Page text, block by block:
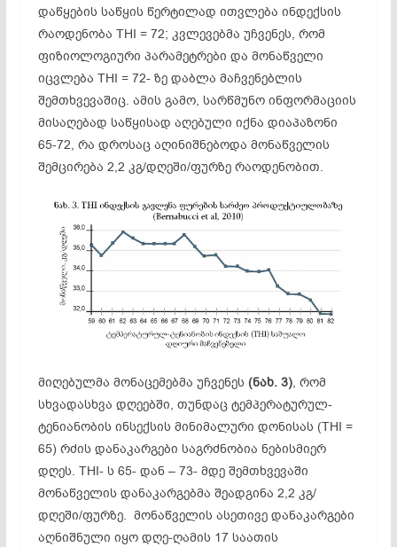
დაწყების საწყის წერტილად ითვლება ინდექსის
რაოდენობა THI = 72; კვლევებმა უჩვენეს, რომ
ფიზიოლოგიური პარამეტრები და მონაწველი
იცვლება THI = 72- ზე დაბლა მაჩვენებლის
შემთხვევაშიც. ამის გამო, სარწმუნო ინფორმაციის
მისაღებად საწყისად აღებული იქნა დიაპაზონი
65-72, რა დროსაც აღინიშნებოდა მონაწველის
შემცირება 2,2 კგ/დღეში/ფურზე რაოდენობით.
მიღებულმა მონაცემებმა უჩვენეს (ნახ. 3), რომ
სხვადასხვა დღეებში, თუნდაც ტემპერატურულ-
ტენიანობის ინსექსის მინიმალური დონისას (THI =
65) რძის დანაკარგები საგრძნობია ნებისმი­ერ
დღეს. THI- ს 65- დან – 73- მდე შემთხვევაში
მონაწველის დანაკარგებმა შეადგინა 2,2 კგ/
დღეში/ფურზე. მონაწველის ასეთივე დანაკარგები
აღნიშნული იყო დღე-ღამის 17 საათის